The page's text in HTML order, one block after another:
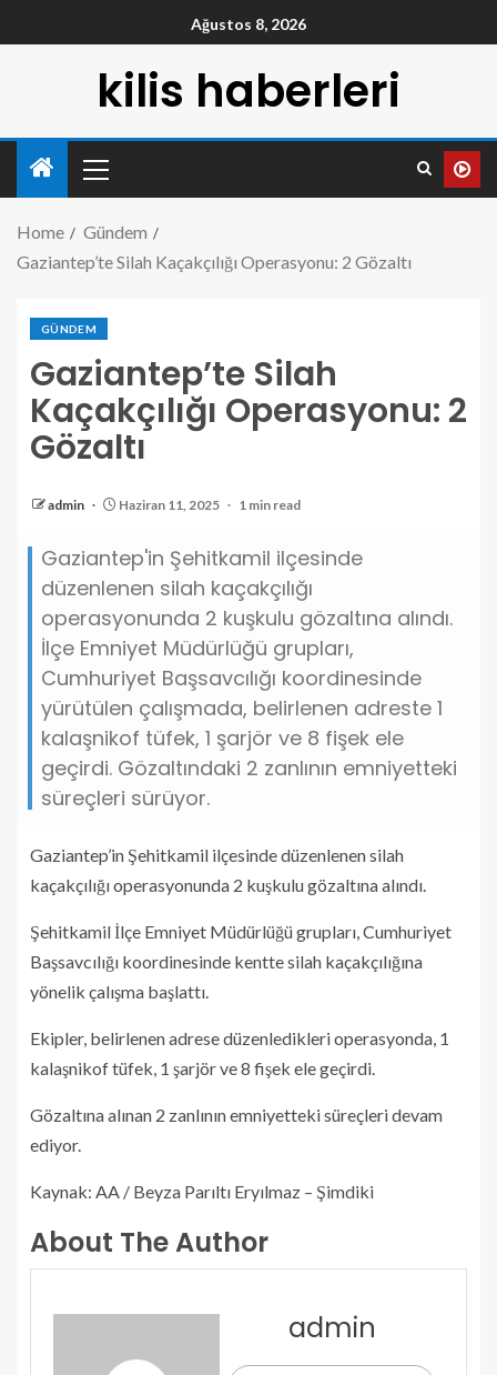
Ağustos 8, 2026
kilis haberleri
Home
Gündem
Gaziantep’te Silah Kaçakçılığı Operasyonu: 2 Gözaltı
GÜNDEM
Gaziantep’te Silah
Kaçakçılığı Operasyonu: 2
Gözaltı
admin Haziran 11, 2025 1 min read
Gaziantep'in Şehitkamil ilçesinde
düzenlenen silah kaçakçılığı
operasyonunda 2 kuşkulu gözaltına alındı.
İlçe Emniyet Müdürlüğü grupları,
Cumhuriyet Başsavcılığı koordinesinde
yürütülen çalışmada, belirlenen adreste 1
kalaşnikof tüfek, 1 şarjör ve 8 fişek ele
geçirdi. Gözaltındaki 2 zanlının emniyetteki
süreçleri sürüyor.
Gaziantep’in Şehitkamil ilçesinde düzenlenen silah
kaçakçılığı operasyonunda 2 kuşkulu gözaltına alındı.
Şehitkamil İlçe Emniyet Müdürlüğü grupları, Cumhuriyet
Başsavcılığı koordinesinde kentte silah kaçakçılığına
yönelik çalışma başlattı.
Ekipler, belirlenen adrese düzenledikleri operasyonda, 1
kalaşnikof tüfek, 1 şarjör ve 8 fişek ele geçirdi.
Gözaltına alınan 2 zanlının emniyetteki süreçleri devam
ediyor.
Kaynak: AA / Beyza Parıltı Eryılmaz – Şimdiki
About The Author
admin